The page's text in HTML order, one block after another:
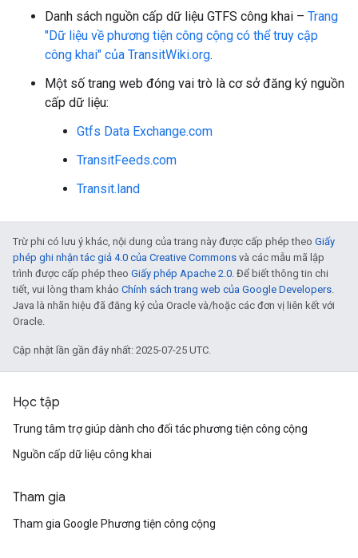
Danh sách nguồn cấp dữ liệu GTFS công khai – Trang
"Dữ liệu về phương tiện công cộng có thể truy cập
công khai" của TransitWiki.org.
Một số trang web đóng vai trò là cơ sở đăng ký nguồn
cấp dữ liệu:
Gtfs Data Exchange.com
TransitFeeds.com
Transit.land
Trừ phi có lưu ý khác, nội dung của trang này được cấp phép theo Giấy
phép ghi nhận tác giả 4.0 của Creative Commons và các mẫu mã lập
trình được cấp phép theo Giấy phép Apache 2.0. Để biết thông tin chi
tiết, vui lòng tham khảo Chính sách trang web của Google Developers.
Java là nhãn hiệu đã đăng ký của Oracle và/hoặc các đơn vị liên kết với
Oracle.
Cập nhật lần gần đây nhất: 2025-07-25 UTC.
Học tập
Trung tâm trợ giúp dành cho đối tác phương tiện công cộng
Nguồn cấp dữ liệu công khai
Tham gia
Tham gia Google Phương tiện công cộng